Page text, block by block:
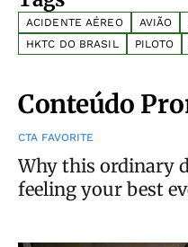
ACIDENTE AÉREO AVIÃO
HKTC DO BRASIL
PILOTO